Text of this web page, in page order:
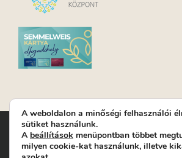
Turay Ida Színház Közhasznú
helyszín: Turay Ida Színház 1089
Levelezési cím: 1089 Budapest, Kálvária
A weboldalon a minőségi felhasználói
sütiket használunk.
A beállítások menüpontban többet
milyen cookie-kat használunk, illetve